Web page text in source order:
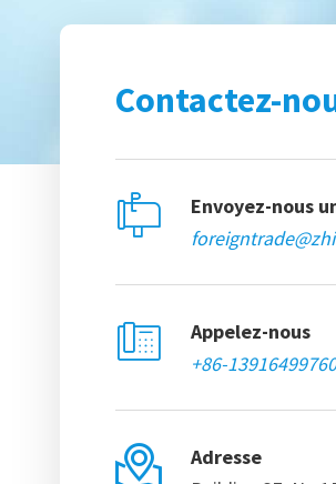
Contactez-

Envoyez-nous

Appelez-nous
+86-13916499760

Adresse